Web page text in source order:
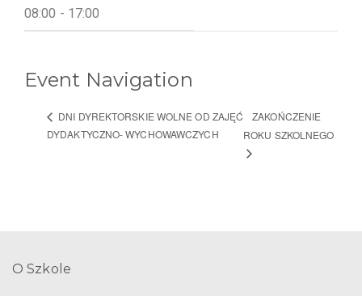
08:00 - 17:00
Event Navigation
DNI DYREKTORSKIE WOLNE OD ZAJĘĆ
DYDAKTYCZNO- WYCHOWAWCZYCH
ZAKOŃCZENIE
ROKU SZKOLNEGO
O Szkole